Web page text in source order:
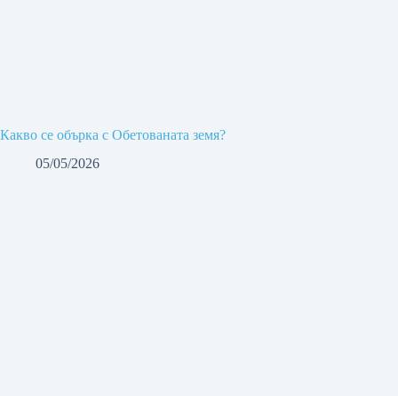
Какво се обърка с Обетованата земя?
05/05/2026